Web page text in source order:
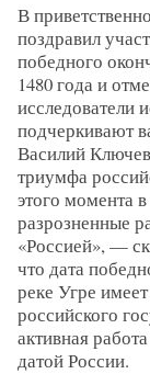
В
поздравил
победного
1480 года и
исследователи
подчеркивают
Василий
триумфа
этого момента
разрозненные
«Россией», —
что дата
реке Угре
российского
активная
датой России.